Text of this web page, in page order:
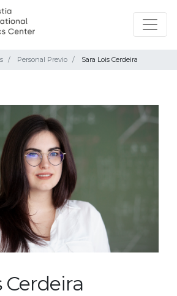
Personal Previo Sara Lois Cerdeira
Cerdeira